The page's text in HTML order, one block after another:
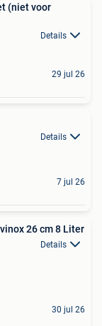
(niet voor
Details
29 jul 26
Details
7 jul 26
kookpot Demeyere Silvinox 26 cm 8 Liter
Details
30 jul 26